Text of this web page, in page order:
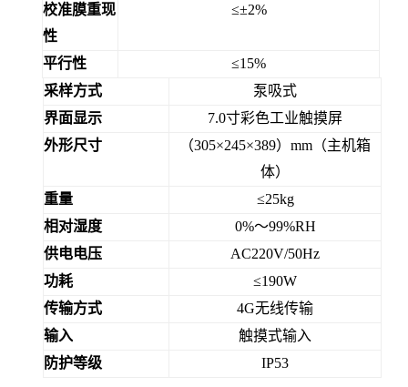
校准膜重现
性
≤±2%
平行性
≤15%
采样方式
泵吸式
界面显示
7.0寸彩色工业触摸屏
外形尺寸
（305×245×389）mm（主机箱
体）
重量
≤25kg
相对湿度
0%～99%RH
供电电压
AC220V/50Hz
功耗
≤190W
传输方式
4G无线传输
输入
触摸式输入
防护等级
IP53